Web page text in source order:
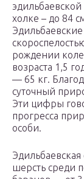
холке – до 84
рождении
возраста 1,5
— 65 кг.
суточный
Эти цифры
прогресса
особи.
шерсть среди